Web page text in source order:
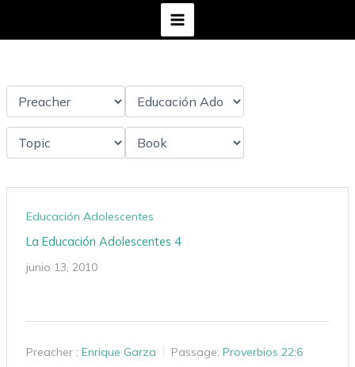
Educación Adolescentes
La Educación Adolescentes 4
junio 13, 2010
Preacher : Enrique Garza Passage: Proverbios 22:6